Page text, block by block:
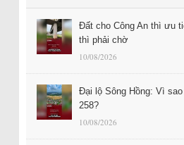
Đất cho Công An thì ưu
thì phải chờ
10/08/2026
Đại lộ Sông Hồng: Vì
258?
10/08/2026